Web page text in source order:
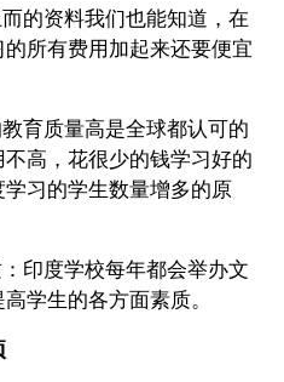
资料我们也能知道，在
所有费用加起来还要便宜
质量高是全球都认可的
高，花很少的钱学习好的
习的学生数量增多的原
度学校每年都会举办文
学生的各方面素质。